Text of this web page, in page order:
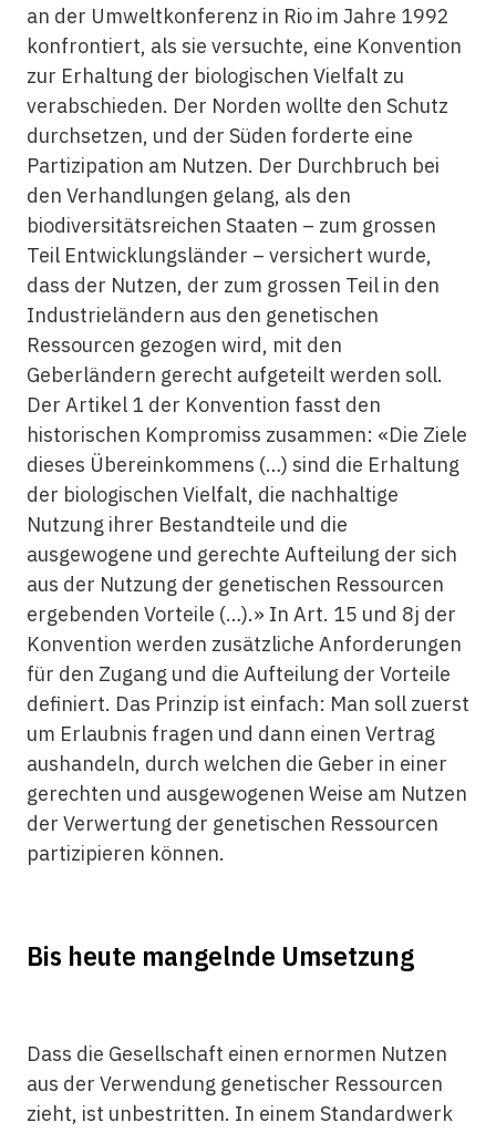
an der Umweltkonferenz in Rio im Jahre 1992
konfrontiert, als sie versuchte, eine Konvention
zur Erhaltung der biologischen Vielfalt zu
verabschieden. Der Norden wollte den Schutz
durchsetzen, und der Süden forderte eine
Partizipation am Nutzen. Der Durchbruch bei
den Verhandlungen gelang, als den
biodiversitätsreichen Staaten – zum grossen
Teil Entwicklungsländer – versichert wurde,
dass der Nutzen, der zum grossen Teil in den
Industrieländern aus den genetischen
Ressourcen gezogen wird, mit den
Geberländern gerecht aufgeteilt werden soll.
Der Artikel 1 der Konvention fasst den
historischen Kompromiss zusammen: «Die Ziele
dieses Übereinkommens (…) sind die Erhaltung
der biologischen Vielfalt, die nachhaltige
Nutzung ihrer Bestandteile und die
ausgewogene und gerechte Aufteilung der sich
aus der Nutzung der genetischen Ressourcen
ergebenden Vorteile (…).» In Art. 15 und 8j der
Konvention werden zusätzliche Anforderungen
für den Zugang und die Aufteilung der Vorteile
definiert. Das Prinzip ist einfach: Man soll zuerst
um Erlaubnis fragen und dann einen Vertrag
aushandeln, durch welchen die Geber in einer
gerechten und ausgewogenen Weise am Nutzen
der Verwertung der genetischen Ressourcen
partizipieren können.
Bis heute mangelnde Umsetzung
Dass die Gesellschaft einen ernormen Nutzen
aus der Verwendung genetischer Ressourcen
zieht, ist unbestritten. In einem Standardwerk